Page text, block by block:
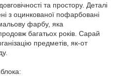
та простору. Деталі
з оцинкованої пофарбовані
фарбу, яка
багатьох років. Сарай
предметів, як-от